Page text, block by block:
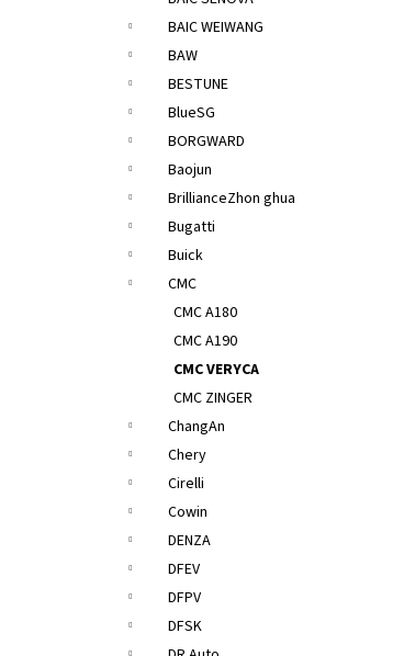
BAIC WEIWANG
BAW
BESTUNE
BlueSG
BORGWARD
Baojun
BrillianceZhon ghua
Bugatti
Buick
CMC
CMC A180
CMC A190
CMC VERYCA
CMC ZINGER
ChangAn
Chery
Cirelli
Cowin
DENZA
DFEV
DFPV
DFSK